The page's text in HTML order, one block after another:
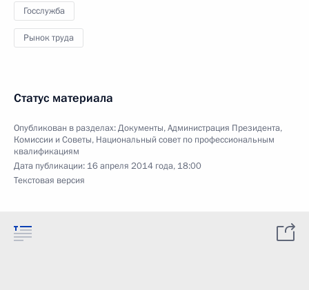
Госслужба
Рынок труда
Статус материала
Опубликован в разделах:Документы,Администрация Президента,
Комиссии и Советы, Национальный совет по профессиональным
квалификациям
Дата публикации: 16 апреля 2014 года, 18:00
Текстовая версия